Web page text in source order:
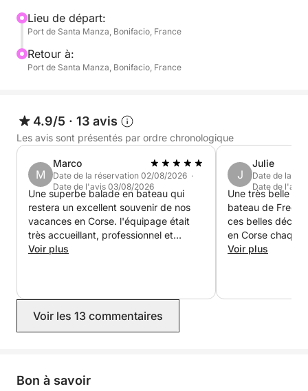
Lieu de départ:
Port de Santa Manza, Bonifacio, France
Retour à:
Port de Santa Manza, Bonifacio, France
4.9/5 · 13 avis
Les avis sont présentés par ordre chronologique
M
Marco
Date de la réservation 02/08/2026 ·
Date de l'avis 03/08/2026
Une superbe balade en bateau qui
restera un excellent souvenir de nos
vacances en Corse. l'équipage était
très accueillant, professionnel et
passionné, partageant de nombreuses
ambiance conviviale et détendue. Je
recommande à 100% à tous ceux qui
souhaitent découvrir la beauté de la
enfants.
Voir plus
J
Julie
Date de la
Date de
Une très belle
bateau de Fredo
ces belles découvertes!
en Corse chaque
et nous avons
Voir plus
Voir les 13 commentaires
Bon à savoir